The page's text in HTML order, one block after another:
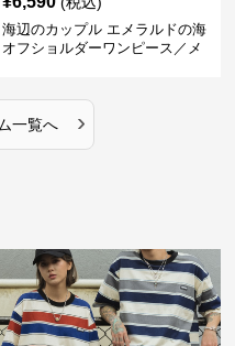
海辺のカップル エメラルドの海
オフショルダーワンピース／メ
一覧へ ›